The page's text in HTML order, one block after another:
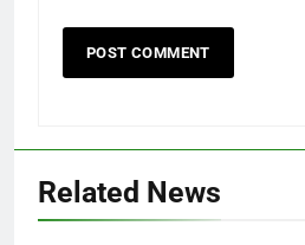
Related News